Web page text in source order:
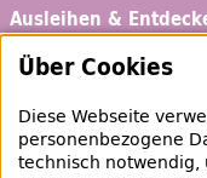
Ausleihen &
Schaufenster
Bibliotheksausweis
Über Cookies
Diese Webseite
personenbezogene
technisch